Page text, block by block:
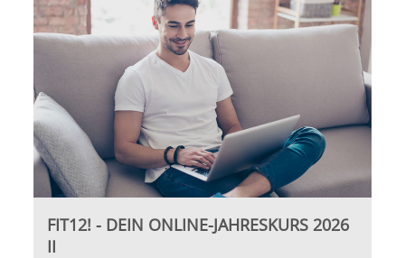
FIT12! - DEIN ONLINE-JAHRESKURS 2026
II
Marburg
Münster
Osnabrück
Passau
Potsdam